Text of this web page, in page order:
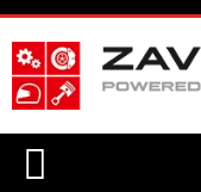
Přejít
na
obsah